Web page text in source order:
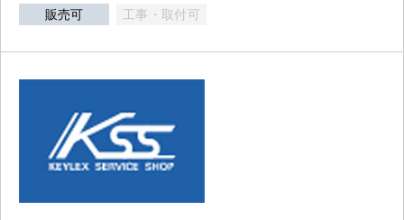
販売可 工事・取付可